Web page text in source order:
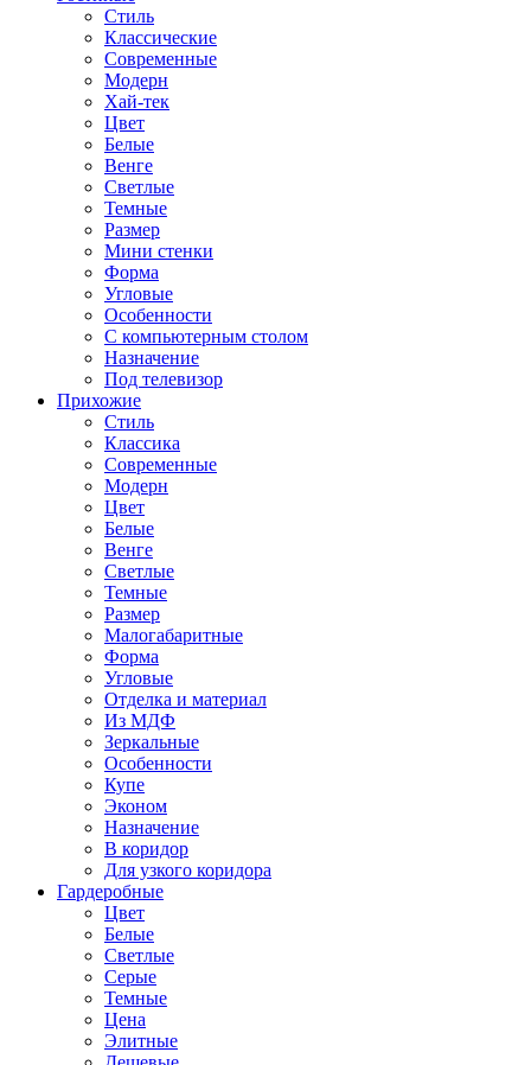
Стиль
Классические
Современные
Модерн
Хай-тек
Цвет
Белые
Венге
Светлые
Темные
Размер
Мини стенки
Форма
Угловые
Особенности
С компьютерным столом
Назначение
Под телевизор
Прихожие
Стиль
Классика
Современные
Модерн
Цвет
Белые
Венге
Светлые
Темные
Размер
Малогабаритные
Форма
Угловые
Отделка и материал
Из МДФ
Зеркальные
Особенности
Купе
Эконом
Назначение
В коридор
Для узкого коридора
Гардеробные
Цвет
Белые
Светлые
Серые
Темные
Цена
Элитные